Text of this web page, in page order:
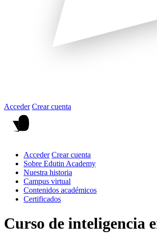
Acceder Crear cuenta
Acceder Crear cuenta
Sobre Edutin Academy
Nuestra historia
Campus virtual
Contenidos académicos
Certificados
Curso de inteligencia